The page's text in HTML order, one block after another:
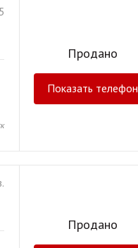
Продано
Показать телефон
Продано